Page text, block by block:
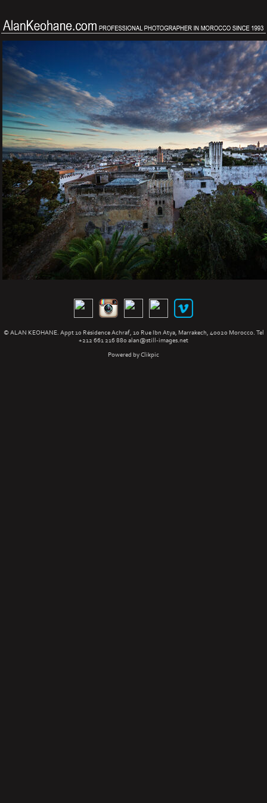
© ALAN KEOHANE. Appt 10 Résidence Achraf, 10 Rue Ibn Atya, Marrakech, 40020 Morocco. Tel
+212 661 216 880 alan@still-images.net
Powered byClikpic